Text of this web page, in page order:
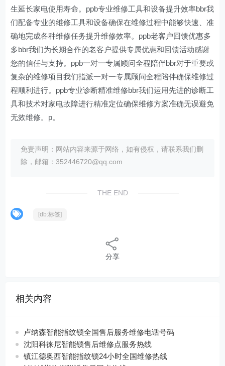
生延长家电使用寿命。ppb专业维修工具和设备提升效率bbr我
们配备专业的维修工具和设备确保在维修过程中能够快速、准
确地完成各种维修任务提升维修效率。ppb老客户回馈优惠多
多bbr我们为长期合作的老客户提供专属优惠和回馈活动感谢
您的信任与支持。ppb一对一专属顾问全程陪伴bbr对于重要或
复杂的维修项目我们指派一对一专属顾问全程陪伴确保维修过
程顺利进行。ppb专业诊断精准维修bbr我们运用先进的诊断工
具和技术对家电故障进行精准定位确保维修方案准确无误避免
无效维修。p。
免责声明：网站内容来源于网络，如有侵权，请联系我们删
除，邮箱：352446720@qq.com
THE END
[db:标签]
分享
相关内容
卢纳森智能指纹锁全国售后服务维修电话号码
沈阳科徕尼智能锁售后维修点服务热线
镇江德奥西智能指纹锁24小时全国维修热线